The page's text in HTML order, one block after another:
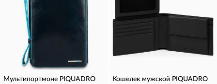
Мультипортмоне PIQUADRO
Кошелек мужской PIQUADRO